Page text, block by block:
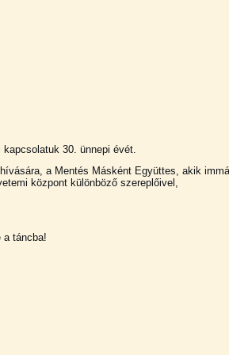
30. ünnepi évét.
a Mentés Másként Együttes, akik
központ különböző szereplőivel,
a táncba!